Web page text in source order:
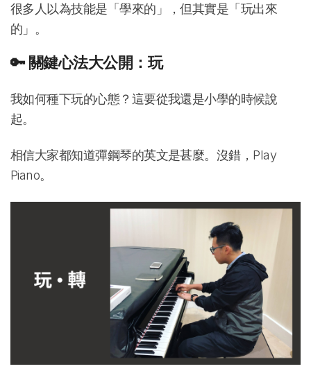
很多人以為技能是「學來的」，但其實是「玩出來
的」。
🔑 關鍵心法大公開：玩
我如何種下玩的心態？這要從我還是小學的時候說
起。
相信大家都知道彈鋼琴的英文是甚麼。沒錯，Play
Piano。